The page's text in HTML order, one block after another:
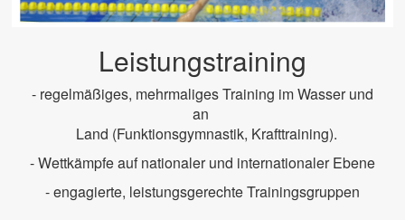
Leistungstraining
- regelmäßiges, mehrmaliges Training im Wasser und
an
Land (Funktionsgymnastik, Krafttraining).
- Wettkämpfe auf nationaler und internationaler Ebene
- engagierte, leistungsgerechte Trainingsgruppen